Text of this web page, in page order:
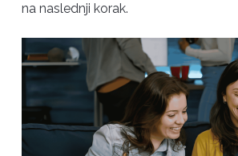
na naslednji korak.